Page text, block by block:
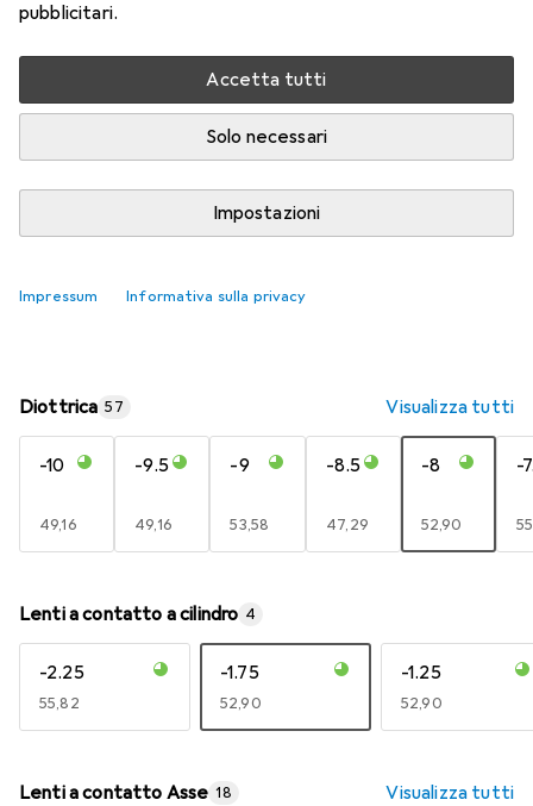
pubblicitari.
Accetta tutti
Solo necessari
Impostazioni
Impressum Informativa sulla privacy
Consegna tra lun, 17/8 e mer, 19/8
Più di 10 pezzi in stock presso il fornitore
Aggiungi al carrello
Diottrica 57 Visualizza tutti
-10
EUR
49,16
-9.5
EUR
49,16
-9
EUR
53,58
-8.5
EUR
47,29
-8
EUR
52,90
-
Lenti a contatto a cilindro 4
-2.25
EUR
55,82
-1.75
EUR
52,90
-1.25
EUR
52,90
Lenti a contatto Asse 18 Visualizza tutti